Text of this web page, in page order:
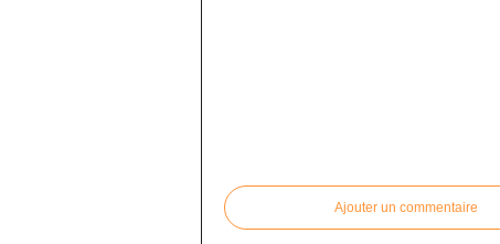
Ajouter un commentaire